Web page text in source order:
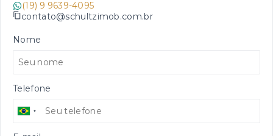
(19) 9 9639-4095
contato@schultzimob.com.br
Nome
Telefone